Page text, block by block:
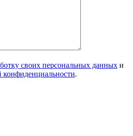
своих персональных данных и
конфиденциальности.